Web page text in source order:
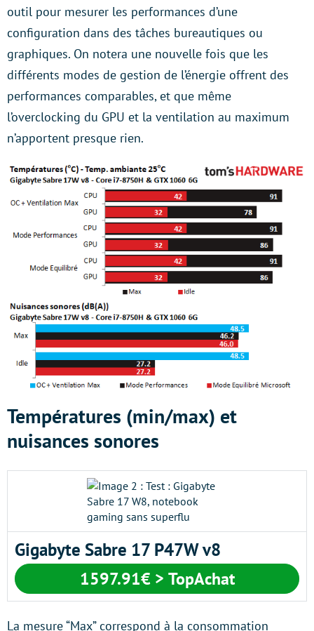
outil pour mesurer les performances d’une
configuration dans des tâches bureautiques ou
graphiques. On notera une nouvelle fois que les
différents modes de gestion de l’énergie offrent des
performances comparables, et que même
l’overclocking du GPU et la ventilation au maximum
n’apportent presque rien.
Températures (min/max) et
nuisances sonores
Gigabyte Sabre 17 P47W v8
1597.91€ > TopAchat
La mesure “Max” correspond à la consommation